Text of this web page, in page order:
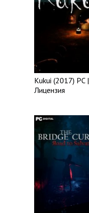
Kukui (2017) PC |
Лицензия